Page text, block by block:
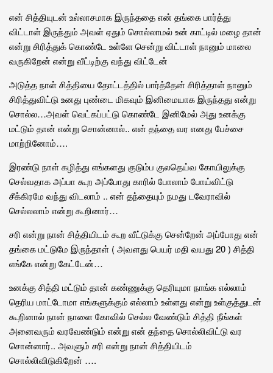
என் சித்தியுடன் உல்லாசமாக இருந்ததை என் தங்கை பார்த்து
விட்டாள் இருந்தும் அவள் ஏதும் சொல்லாமல் உன் காட்டில் மழை தான்
என்று சிரித்துக் கொண்டே உள்ளே சென்று விட்டாள் நானும் மாலை
வருகிறேன் என்று வீட்டிற்கு வந்து விட்டேன்
அடுத்த நாள் சித்தியை தோட்டத்தில் பார்த்தேன் சிரித்தாள் நானும்
சிரித்துவிட்டு உனது புண்டை மிகவும் இனிமையாக இருந்தது என்று
சொல்ல…அவள் வெட்கப்பட்டு கொண்டே இனிமேல் அது உனக்கு
மட்டும் தான் என்று சொன்னால்.. என் தந்தை வர எனது பேச்சை
மாற்றினோம்….
இரண்டு நாள் கழித்து எங்களது குடும்ப குலதெய்வ கோயிலுக்கு
செல்வதாக அப்பா கூற அப்போது காரில் போலாம் போய்விட்டு
சீக்கிரமே வந்து விடலாம் .. என் தந்தையும் நமது டவேராவில்
செல்லலாம் என்று கூறினார்…
சரி என்று நான் சித்தியிடம் கூற வீட்டுக்கு சென்றேன் அப்போது என்
தங்கை மட்டுமே இருந்தாள் ( அவளது பெயர் மதி வயது 20 ) சித்தி
எங்கே என்று கேட்டேன்…
உனக்கு சித்தி மட்டும் தான் கண்ணுக்கு தெரியுமா நாங்க எல்லாம்
தெரிய மாட்டோமா எங்களுக்கும் எல்லாம் உள்ளது என்று உள்குத்துடன்
கூறினால் நான் நாளை கோவில் செல்ல வேண்டும் சித்தி நீங்கள்
அனைவரும் வரவேண்டும் என்று என் தந்தை சொல்லிவிட்டு வர
சொன்னார்.. அவளும் சரி என்று நான் சித்தியிடம்
சொல்லிவிடுகிறேன் ….